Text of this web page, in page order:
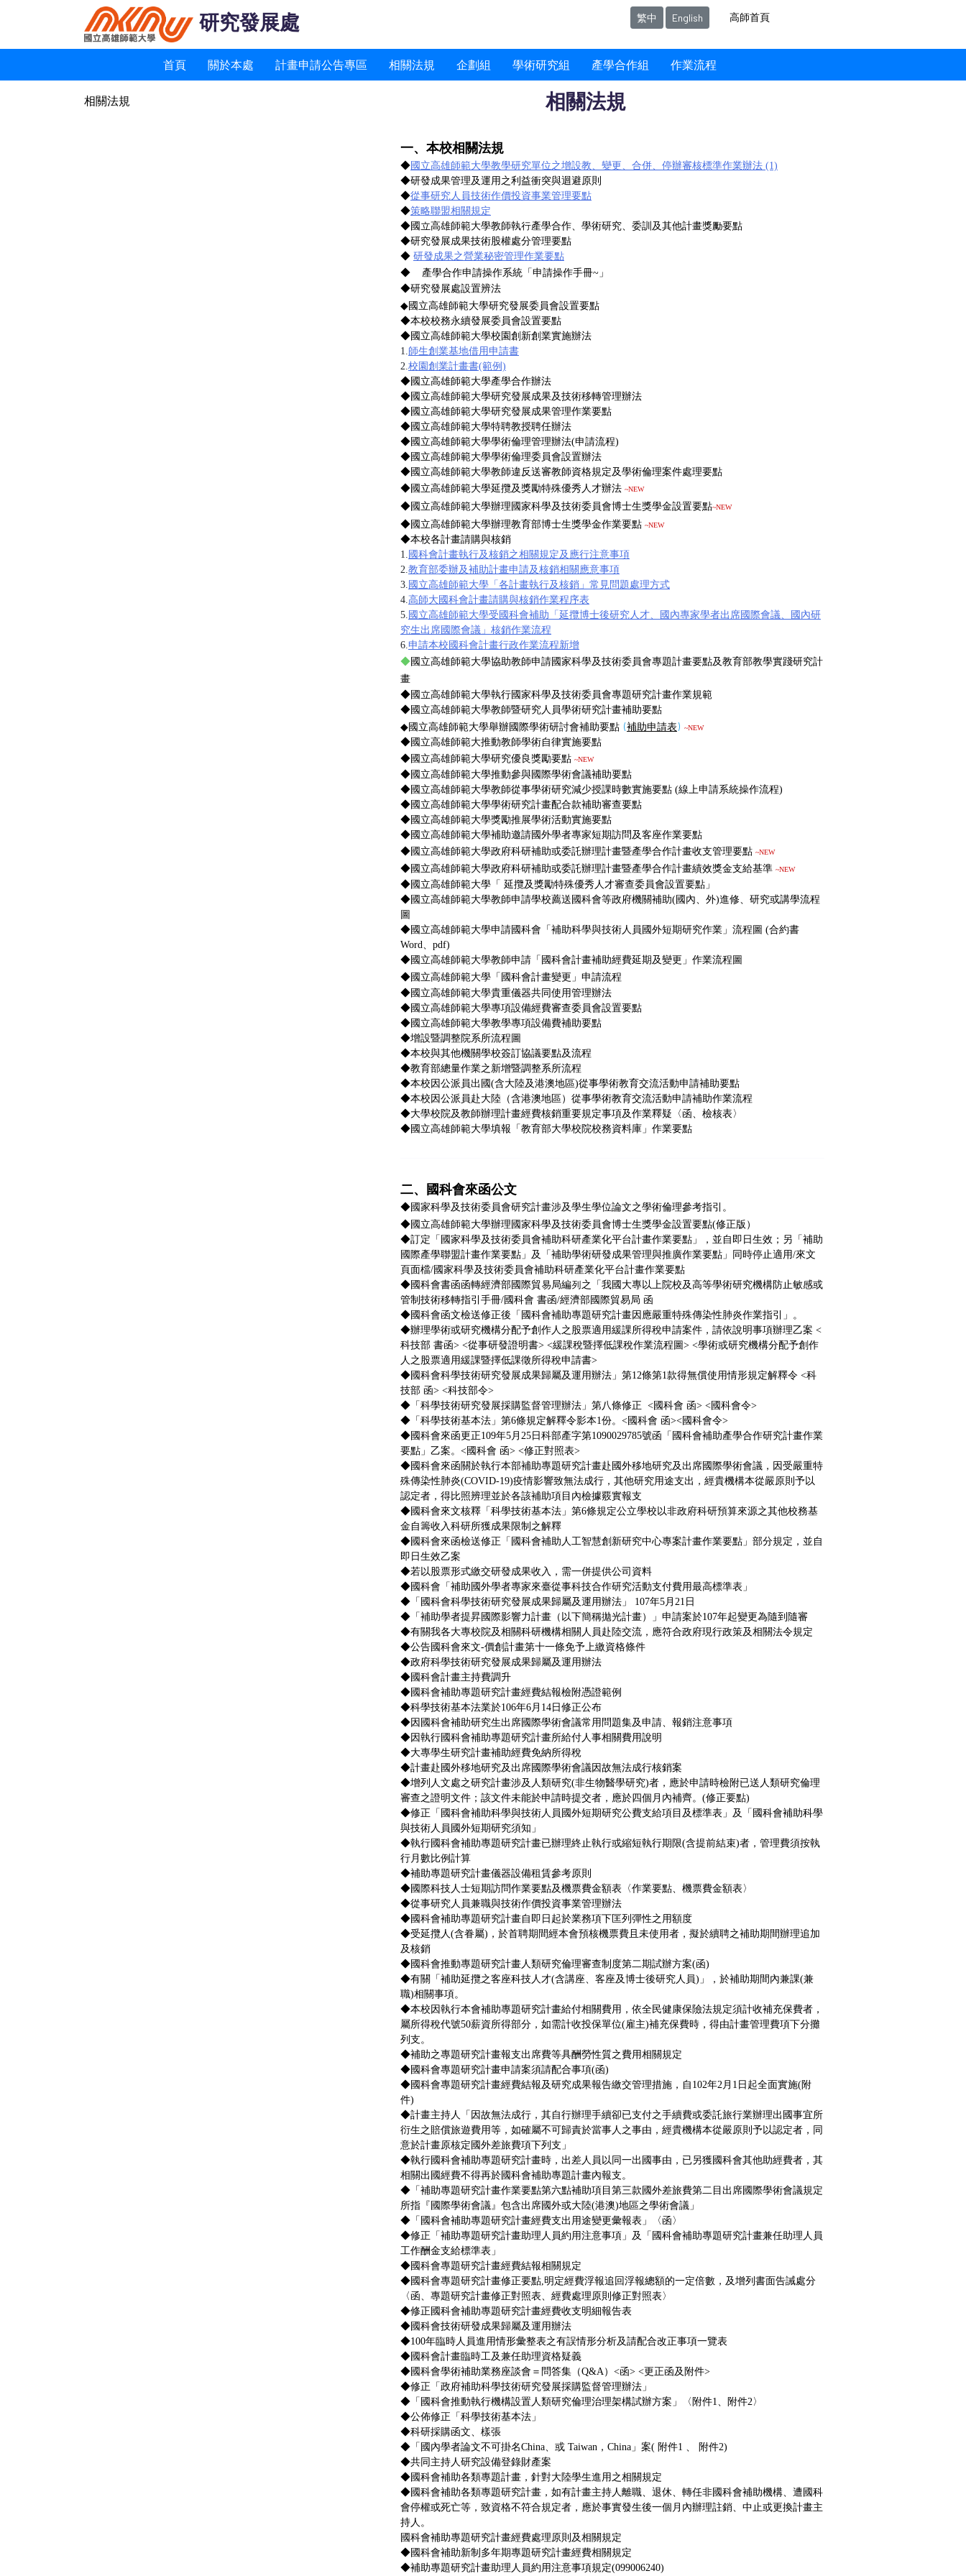
研究發展處 繁中 English 高師首頁
首頁 關於本處 計畫申請公告專區 相關法規 企劃組 學術研究組 產學合作組 作業流程
相關法規 相關法規
一、本校相關法規
◆國立高雄師範大學教學研究單位之增設教、變更、合併、停辦審核標準作業辦法 (1)
◆研發成果管理及運用之利益衝突與迴避原則
◆從事研究人員技術作價投資事業管理要點
◆策略聯盟相關規定
◆國立高雄師範大學教師執行產學合作、學術研究、委訓及其他計畫獎勵要點
◆研究發展成果技術股權處分管理要點
◆ 研發成果之營業秘密管理作業要點
◆ 產學合作申請操作系統 「申請操作手冊~」
◆研究發展處設置辨法
◆國立高雄師範大學研究發展委員會設置要點
◆本校校務永續發展委員會設置要點
◆國立高雄師範大學校園創新創業實施辦法
1.師生創業基地借用申請書
2.校園創業計畫書(範例)
◆國立高雄師範大學產學合作辦法
◆國立高雄師範大學研究發展成果及技術移轉管理辦法
◆國立高雄師範大學研究發展成果管理作業要點
◆國立高雄師範大學特聘教授聘任辦法
◆國立高雄師範大學學術倫理管理辦法(申請流程)
◆國立高雄師範大學學術倫理委員會設置辦法
◆國立高雄師範大學教師違反送審教師資格規定及學術倫理案件處理要點
◆國立高雄師範大學延攬及獎勵特殊優秀人才辦法 ~NEW
◆國立高雄師範大學辦理國家科學及技術委員會博士生獎學金設置要點~NEW
◆國立高雄師範大學辦理教育部博士生獎學金作業要點 ~NEW
◆本校各計畫請購與核銷
1. 國科會計畫執行及核銷之相關規定及應行注意事項
2.教育部委辦及補助計畫申請及核銷相關應意事項
3. 國立高雄師範大學「各計畫執行及核銷」常見問題處理方式
4.高師大國科會計畫請購與核銷作業程序表
5. 國立高雄師範大學受國科會補助「延攬博士後研究人才、國內專家學者出席國際會議、國內研
究生出席國際會議」核銷作業流程
6.申請本校國科會計畫行政作業流程新增
◆國立高雄師範大學協助教師申請國家科學及技術委員會專題計畫要點及教育部教學實踐研究計
畫
◆國立高雄師範大學執行國家科學及技術委員會專題研究計畫作業規範
◆國立高雄師範大學教師暨研究人員學術研究計畫補助要點
◆國立高雄師範大學舉辦國際學術研討會補助要點 (補助申請表) ~NEW
◆國立高雄師範大推動教師學術自律實施要點
◆國立高雄師範大學研究優良獎勵要點 ~NEW
◆國立高雄師範大學推動參與國際學術會議補助要點
◆國立高雄師範大學教師從事學術研究減少授課時數實施要點 (線上申請系統操作流程)
◆國立高雄師範大學學術研究計畫配合款補助審查要點
◆國立高雄師範大學獎勵推展學術活動實施要點
◆國立高雄師範大學補助邀請國外學者專家短期訪問及客座作業要點
◆國立高雄師範大學政府科研補助或委託辦理計畫暨產學合作計畫收支管理要點 ~NEW
◆國立高雄師範大學政府科研補助或委託辦理計畫暨產學合作計畫績效獎金支給基準 ~NEW
◆國立高雄師範大學「 延攬及獎勵特殊優秀人才審查委員會設置要點」
◆國立高雄師範大學教師申請學校薦送國科會等政府機關補助(國內、外)進修、研究或講學流程
圖
◆國立高雄師範大學申請國科會「補助科學與技術人員國外短期研究作業」流程圖 (合約書
Word、 pdf)
◆國立高雄師範大學教師申請「國科會計畫補助經費延期及變更」作業流程圖
◆國立高雄師範大學「國科會計畫變更」申請流程
◆國立高雄師範大學貴重儀器共同使用管理辦法
◆國立高雄師範大學專項設備經費審查委員會設置要點
◆國立高雄師範大學教學專項設備費補助要點
◆增設暨調整院系所流程圖
◆本校與其他機關學校簽訂協議要點及流程
◆教育部總量作業之新增暨調整系所流程
◆本校因公派員出國(含大陸及港澳地區)從事學術教育交流活動申請補助要點
◆本校因公派員赴大陸（含港澳地區）從事學術教育交流活動申請補助作業流程
◆大學校院及教師辦理計畫經費核銷重要規定事項及作業釋疑〈函、 檢核表〉
◆國立高雄師範大學填報「教育部大學校院校務資料庫」作業要點
二、國科會來函公文
◆國家科學及技術委員會研究計畫涉及學生學位論文之學術倫理參考指引。
◆國立高雄師範大學辦理國家科學及技術委員會博士生獎學金設置要點(修正版）
◆訂定「國家科學及技術委員會補助科研產業化平台計畫作業要點」，並自即日生效；另「補助
國際產學聯盟計畫作業要點」及「補助學術研發成果管理與推廣作業要點」同時停止適用/來文
頁面檔/國家科學及技術委員會補助科研產業化平台計畫作業要點
◆國科會書函函轉經濟部國際貿易局編列之「我國大專以上院校及高等學術研究機構防止敏感或
管制技術移轉指引手冊/國科會 書函/經濟部國際貿易局 函
◆國科會函文檢送修正後「國科會補助專題研究計畫因應嚴重特殊傳染性肺炎作業指引」。
◆辦理學術或研究機構分配予創作人之股票適用緩課所得稅申請案件，請依說明事項辦理乙案 <
科技部 書函> <從事研發證明書> <緩課稅暨擇低課稅作業流程圖> <學術或研究機構分配予創作
人之股票適用緩課暨擇低課徵所得稅申請書>
◆國科會科學技術研究發展成果歸屬及運用辦法」第12條第1款得無償使用情形規定解釋令 <科
技部 函> <科技部令>
◆ 「科學技術研究發展採購監督管理辦法」第八條修正 <國科會 函> <國科會令>
◆「科學技術基本法」第6條規定解釋令影本1份。 <國科會 函><國科會令>
◆國科會來函更正109年5月25日科部產字第1090029785號函「國科會補助產學合作研究計畫作業
要點」乙案。 <國科會 函> <修正對照表>
◆國科會來函關於執行本部補助專題研究計畫赴國外移地研究及出席國際學術會議，因受嚴重特
殊傳染性肺炎(COVID-19)疫情影響致無法成行，其他研究用途支出，經貴機構本從嚴原則予以
認定者，得比照辨理並於各該補助項目內檢據覈實報支
◆國科會來文核釋「科學技術基本法」第6條規定公立學校以非政府科研預算來源之其他校務基
金自籌收入科研所獲成果限制之解釋
◆國科會來函檢送修正「國科會補助人工智慧創新研究中心專案計畫作業要點」部分規定，並自
即日生效乙案
◆若以股票形式繳交研發成果收入，需一併提供公司資料
◆國科會「補助國外學者專家來臺從事科技合作研究活動支付費用最高標準表」
◆ 「國科會科學技術研究發展成果歸屬及運用辦法」 107年5月21日
◆ 「補助學者提昇國際影響力計畫（以下簡稱拋光計畫）」申請案於107年起變更為隨到隨審
◆有關我各大專校院及相關科研機構相關人員赴陸交流，應符合政府現行政策及相關法令規定
◆公告國科會來文-價創計畫第十一條免予上繳資格條件
◆政府科學技術研究發展成果歸屬及運用辦法
◆國科會計畫主持費調升
◆國科會補助專題研究計畫經費結報檢附憑證範例
◆科學技術基本法業於106年6月14日修正公布
◆因國科會補助研究生出席國際學術會議常用問題集及申請、報銷注意事項
◆因執行國科會補助專題研究計畫所給付人事相關費用說明
◆大專學生研究計畫補助經費免納所得稅
◆計畫赴國外移地研究及出席國際學術會議因故無法成行核銷案
◆增列人文處之研究計畫涉及人類研究(非生物醫學研究)者，應於申請時檢附已送人類研究倫理
審查之證明文件；該文件未能於申請時提交者，應於四個月內補齊。 (修正要點)
◆修正「國科會補助科學與技術人員國外短期研究公費支給項目及標準表」及「國科會補助科學
與技術人員國外短期研究須知」
◆執行國科會補助專題研究計畫已辦理終止執行或縮短執行期限(含提前結束)者，管理費須按執
行月數比例計算
◆補助專題研究計畫儀器設備租賃參考原則
◆國際科技人士短期訪問作業要點及機票費金額表 〈作業要點、 機票費金額表〉
◆從事研究人員兼職與技術作價投資事業管理辦法
◆國科會補助專題研究計畫自即日起於業務項下匡列彈性之用額度
◆受延攬人(含眷屬)，於首聘期間經本會預核機票費且未使用者，擬於續聘之補助期間辦理追加
及核銷
◆國科會推動專題研究計畫人類研究倫理審查制度第二期試辦方案(函)
◆有關「補助延攬之客座科技人才(含講座、客座及博士後研究人員)」，於補助期間內兼課(兼
職)相關事項。
◆本校因執行本會補助專題研究計畫給付相關費用，依全民健康保險法規定須計收補充保費者，
屬所得稅代號50薪資所得部分，如需計收投保單位(雇主)補充保費時，得由計畫管理費項下分攤
列支。
◆補助之專題研究計畫報支出席費等具酬勞性質之費用相關規定
◆國科會專題研究計畫申請案須請配合事項(函)
◆國科會專題研究計畫經費結報及研究成果報告繳交管理措施，自102年2月1日起全面實施(附
件)
◆計畫主持人「因故無法成行，其自行辦理手續卻已支付之手續費或委託旅行業辦理出國事宜所
衍生之賠償旅遊費用等，如確屬不可歸責於當事人之事由，經貴機構本從嚴原則予以認定者，同
意於計畫原核定國外差旅費項下列支」
◆執行國科會補助專題研究計畫時，出差人員以同一出國事由，已另獲國科會其他助經費者，其
相關出國經費不得再於國科會補助專題計畫內報支。
◆ 「補助專題研究計畫作業要點第六點補助項目第三款國外差旅費第二目出席國際學術會議規定
所指『國際學術會議』包含出席國外或大陸(港澳)地區之學術會議」
◆ 「國科會補助專題研究計畫經費支出用途變更彙報表」
〈函〉
◆修正「補助專題研究計畫助理人員約用注意事項」及「國科會補助專題研究計畫兼任助理人員
工作酬金支給標準表」
◆國科會專題研究計畫經費結報相關規定
◆國科會專題研究計畫修正要點,明定經費浮報追回浮報總額的一定倍數，及增列書面告誡處分
〈函、 專題研究計畫修正對照表、 經費處理原則修正對照表〉
◆修正國科會補助專題研究計畫經費收支明細報告表
◆國科會技術研發成果歸屬及運用辦法
◆100年臨時人員進用情形彙整表之有誤情形分析及請配合改正事項一覽表
◆國科會計畫臨時工及兼任助理資格疑義
◆國科會學術補助業務座談會＝問答集（Q&A） <函> <更正函及附件>
◆修正「政府補助科學技術研究發展採購監督管理辦法」
◆ 「國科會推動執行機構設置人類研究倫理治理架構試辦方案」 〈 附件1、 附件2〉
◆公佈修正「科學技術基本法」
◆科研採購函文、 樣張
◆「國內學者論文不可掛名China、或 Taiwan，China」案( 附件1 、 附件2)
◆共同主持人研究設備登錄財產案
◆國科會補助各類專題計畫，針對大陸學生進用之相關規定
◆國科會補助各類專題研究計畫，如有計畫主持人離職、退休、轉任非國科會補助機構、遭國科
會停權或死亡等，致資格不符合規定者，應於事實發生後一個月內辦理註銷、中止或更換計畫主
持人。
國科會補助專題研究計畫經費處理原則及相關規定
◆國科會補助新制多年期專題研究計畫經費相關規定
◆補助專題研究計畫助理人員約用注意事項規定(099006240)